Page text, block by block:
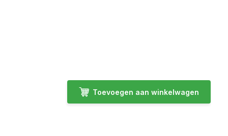
Toevoegen aan winkelwagen